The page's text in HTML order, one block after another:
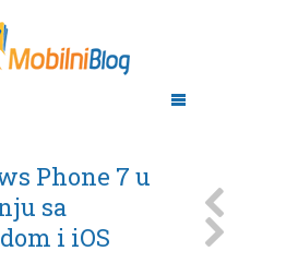
Android
BlackBerry
Novembar 2011
Februar 2012
Phone 7 u
sa
i iOS